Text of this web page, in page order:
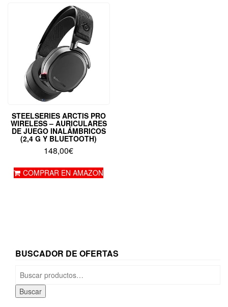
STEELSERIES ARCTIS PRO
WIRELESS – AURICULARES
DE JUEGO INALÁMBRICOS
(2,4 G Y BLUETOOTH)
148,00€
COMPRAR EN AMAZON
BUSCADOR DE OFERTAS
por:
Buscar